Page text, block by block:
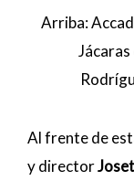
Arriba:
Al frente de
y director